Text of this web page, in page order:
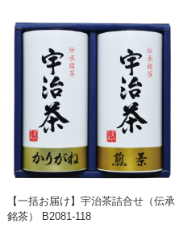
【一括お届け】宇治茶詰合せ（伝承
銘茶） B2081-118